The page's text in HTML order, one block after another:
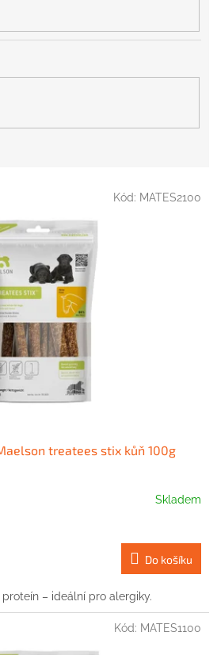
treatees stix kůň 100g
Skladem
Do košíku
– ideální pro alergiky.
Kód: MATES2100
Kód: MATES1100